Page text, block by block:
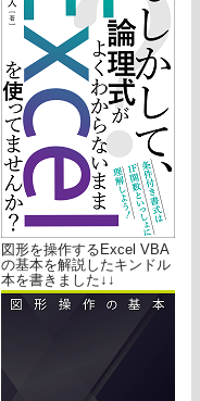
図形を操作するExcel VBA
の基本を解説したキンドル
本を書きました↓↓